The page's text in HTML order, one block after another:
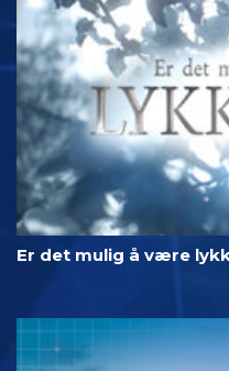
Er det mulig å være